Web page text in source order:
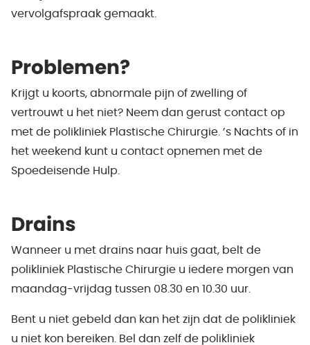
vervolgafspraak gemaakt.
Problemen?
Krijgt u koorts, abnormale pijn of zwelling of
vertrouwt u het niet? Neem dan gerust contact op
met de polikliniek Plastische Chirurgie. ’s Nachts of in
het weekend kunt u contact opnemen met de
Spoedeisende Hulp.
Drains
Wanneer u met drains naar huis gaat, belt de
polikliniek Plastische Chirurgie u iedere morgen van
maandag-vrijdag tussen 08.30 en 10.30 uur.
Bent u niet gebeld dan kan het zijn dat de polikliniek
u niet kon bereiken. Bel dan zelf de polikliniek